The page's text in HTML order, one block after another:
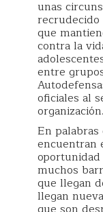
unas
que
contra la
entre
oficiales al
organización.
En
encuentran
muchos
que llegan
llegan